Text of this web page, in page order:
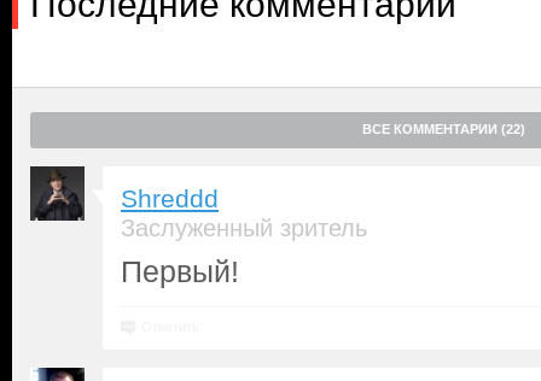
ВСЕ КОММЕНТАРИИ (22)
Shreddd
Заслуженный зритель
Первый!